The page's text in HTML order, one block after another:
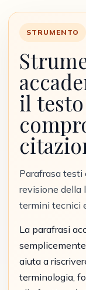
STRUMENTO
il
Parafrasa testi
revisione della
termini tecnici
La parafrasi
aiuta a
terminologia,